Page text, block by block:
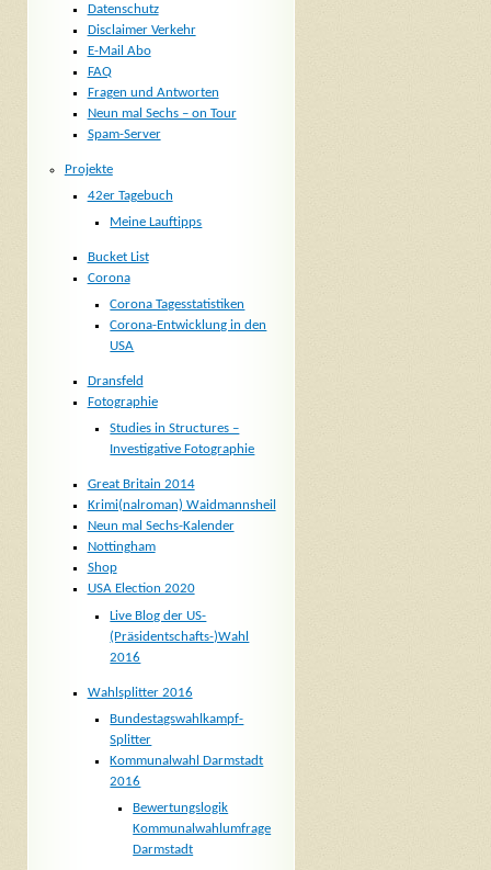
Datenschutz
Disclaimer Verkehr
E-Mail Abo
FAQ
Fragen und Antworten
Neun mal Sechs – on Tour
Spam-Server
Projekte
42er Tagebuch
Meine Lauftipps
Bucket List
Corona
Corona Tagesstatistiken
Corona-Entwicklung in den
USA
Dransfeld
Fotographie
Studies in Structures –
Investigative Fotographie
Great Britain 2014
Krimi(nalroman) Waidmannsheil
Neun mal Sechs-Kalender
Nottingham
Shop
USA Election 2020
Live Blog der US-
(Präsidentschafts-)Wahl
2016
Wahlsplitter 2016
Bundestagswahlkampf-
Splitter
Kommunalwahl Darmstadt
2016
Bewertungslogik
Kommunalwahlumfrage
Darmstadt